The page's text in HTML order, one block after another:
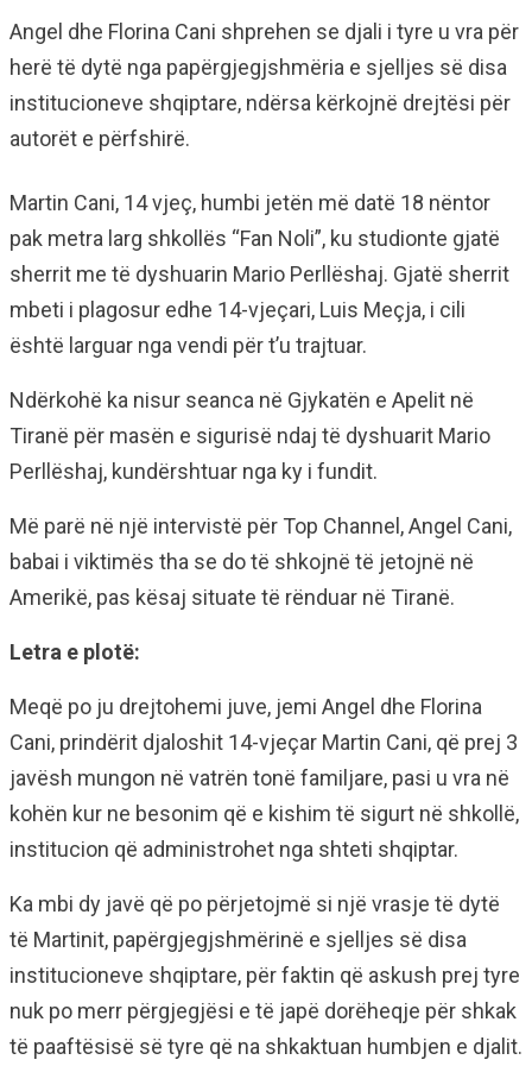
Angel dhe Florina Cani shprehen se djali i tyre u vra për
herë të dytë nga papërgjegjshmëria e sjelljes së disa
institucioneve shqiptare, ndërsa kërkojnë drejtësi për
autorët e përfshirë.
Martin Cani, 14 vjeç, humbi jetën më datë 18 nëntor
pak metra larg shkollës “Fan Noli”, ku studionte gjatë
sherrit me të dyshuarin Mario Perllëshaj. Gjatë sherrit
mbeti i plagosur edhe 14-vjeçari, Luis Meçja, i cili
është larguar nga vendi për t’u trajtuar.
Ndërkohë ka nisur seanca në Gjykatën e Apelit në
Tiranë për masën e sigurisë ndaj të dyshuarit Mario
Perllëshaj, kundërshtuar nga ky i fundit.
Më parë në një intervistë për Top Channel, Angel Cani,
babai i viktimës tha se do të shkojnë të jetojnë në
Amerikë, pas kësaj situate të rënduar në Tiranë.
Letra e plotë:
Meqë po ju drejtohemi juve, jemi Angel dhe Florina
Cani, prindërit djaloshit 14-vjeçar Martin Cani, që prej 3
javësh mungon në vatrën tonë familjare, pasi u vra në
kohën kur ne besonim që e kishim të sigurt në shkollë,
institucion që administrohet nga shteti shqiptar.
Ka mbi dy javë që po përjetojmë si një vrasje të dytë
të Martinit, papërgjegjshmërinë e sjelljes së disa
institucioneve shqiptare, për faktin që askush prej tyre
nuk po merr përgjegjësi e të japë dorëheqje për shkak
të paaftësisë së tyre që na shkaktuan humbjen e djalit.